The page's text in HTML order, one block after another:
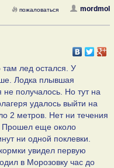
mordmol
пожаловаться
там лед остался. У
Лодка плывшая
получалось. Но тут на
удалось выйти на
2 метров. Нет ни течения
Прошел еще около
ни одной поклевки.
увидел первую
в Морозовку час до